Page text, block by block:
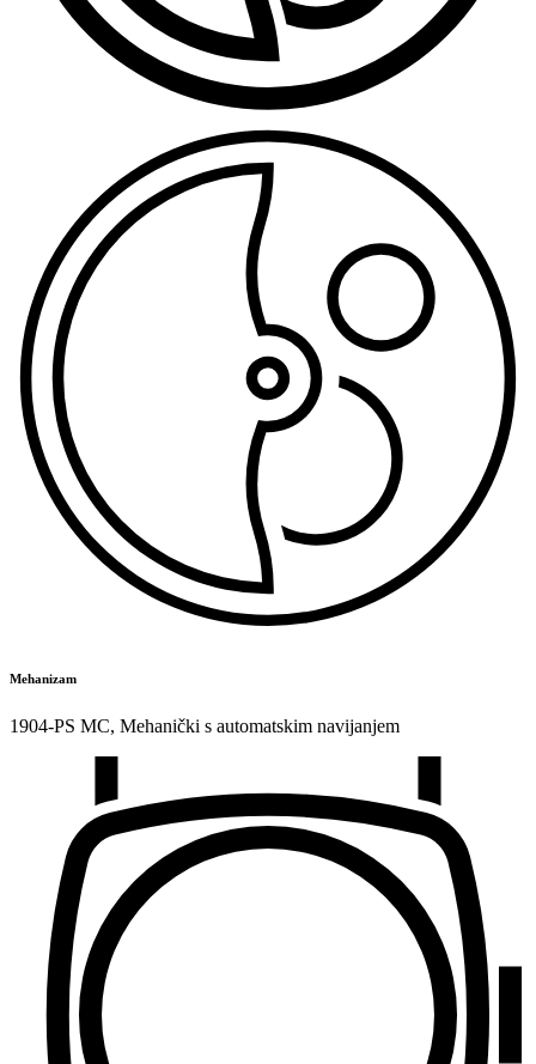
Mehanizam
1904-PS MC, Mehanički s automatskim navijanjem